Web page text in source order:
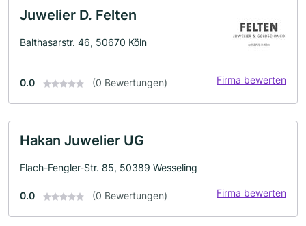
Juwelier D. Felten
Balthasarstr. 46, 50670 Köln
0.0 (0 Bewertungen) Firma bewerten
Hakan Juwelier UG
Flach-Fengler-Str. 85, 50389 Wesseling
0.0 (0 Bewertungen) Firma bewerten